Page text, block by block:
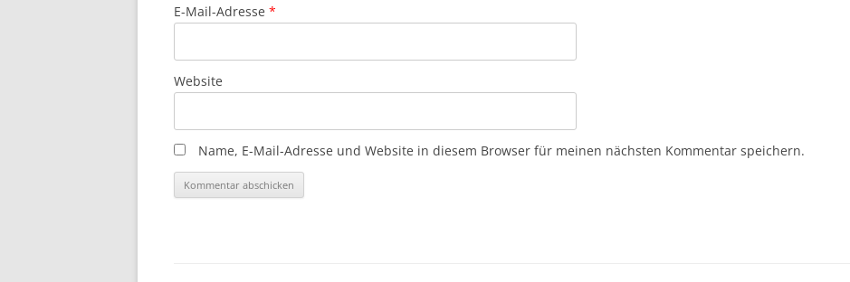
E-Mail-Adresse *
Website
Name, E-Mail-Adresse und Website in diesem Browser für meinen nächsten Kommentar speichern.